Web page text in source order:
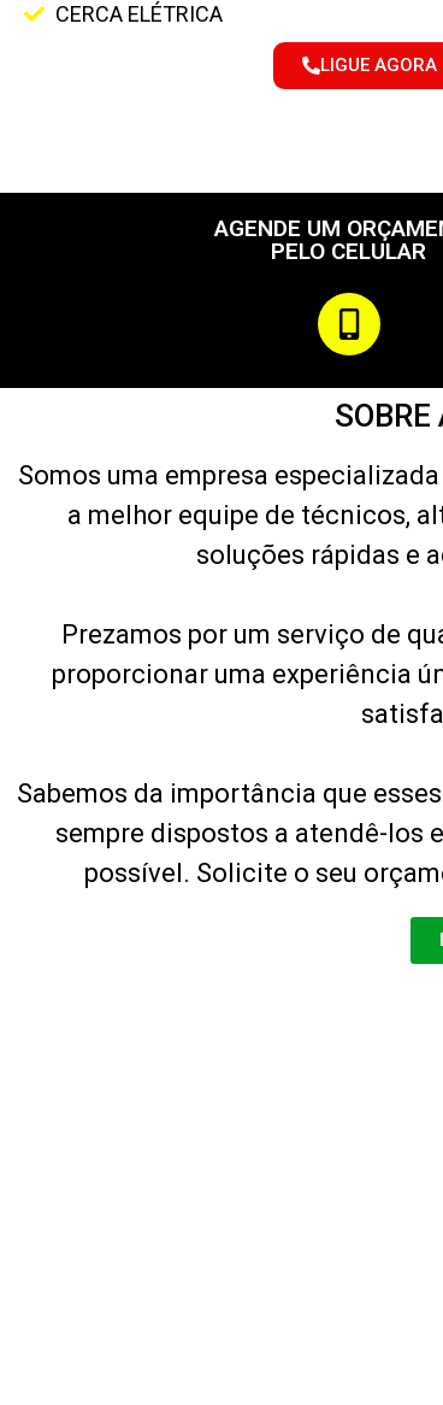
CERCA ELÉTRICA
LIGUE AGORA
AGENDE UM
PELO CELULAR
Somos uma empresa
a melhor equipe de técnicos,
soluções rápidas e
Prezamos por um serviço de
proporcionar uma experiência
Sabemos da importância que
sempre dispostos a atendê-los
possível. Solicite o seu